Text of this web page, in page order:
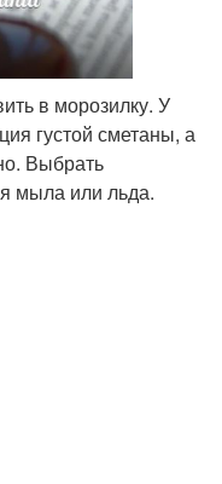
в морозилку. У
густой сметаны, а
Выбрать
мыла или льда.